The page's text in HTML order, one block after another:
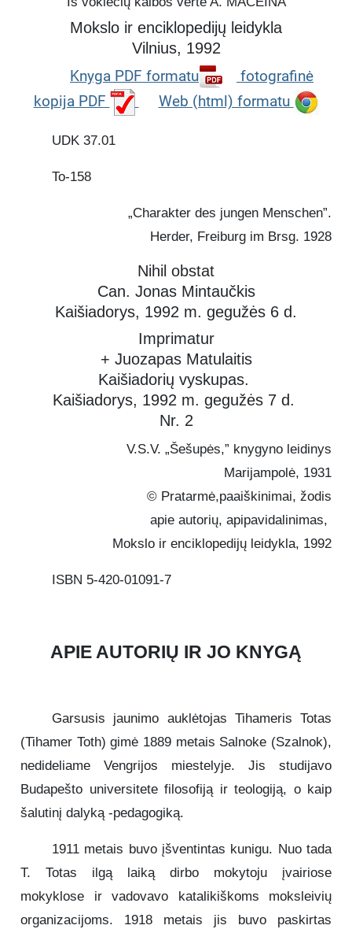
sūnau“, „mano drauge“), sukuriant
nuoširdaus ir asmeniško pokalbio
atmosferą. Tekstas gausiai
iliustruotas gyvenimiškais
pavyzdžiais, istorinėmis alegorijomis
(pvz., romėno Regulo istorija),
Kiekvienas skyrius skirtas konkrečiai
temai, pavyzdžiui:
Kova su tinginyste („Bitė ir vabalas“)
Tiesos sakymo būtinybė („Sakyk
tiktai tiesą!“)
Pinigų ir laiko vertė („Kiek kainuoja
laikas?“)
Gebėjimas pasakyti „ne“ („Ar gali
pasakyti: „Ne!““)
Tokia struktūra leidžia skaitytojui
nuosekliai gilintis į skirtingus
charakterio aspektus ir pritaikyti
Tihamerio Toto „Jaunuolio būdas“ –
tai ne tik religinio, bet ir
bendražmogiško auklėjimo
siekti daugiau nei vien materialinės
sąžiningai atlikti savo pareigas ir
dovana kiekvienam jaunuoliui,
stovinčiam gyvenimo kryžkelėje, ir
puikus priminimas suaugusiems
apie amžinąsias vertybes, kurios
visuomenę. Tai knyga, kurią verta ne
tik perskaityti, bet ir nuolat turėti
šalia kaip patikimą dvasios vadovą.
Mokslo ir enciklopedijų leidykla
Vilnius, 1992
Knyga PDF formatu
fotografinė
kopija PDF
Web (html) formatu
UDK 37.01
To-158
„Charakter des jungen Menschen”.
Herder, Freiburg im Brsg. 1928
Nihil obstat
Can. Jonas Mintaučkis
Kaišiadorys, 1992 m. gegužės 6 d.
Imprimatur
+ Juozapas Matulaitis
Kaišiadorių vyskupas.
Kaišiadorys, 1992 m. gegužės 7 d.
Nr. 2
V.S.V. „Šešupės,” knygyno leidinys
Marijampolė, 1931
© Pratarmė,paaiškinimai, žodis
apie autorių, apipavidalinimas,
Mokslo ir enciklopedijų leidykla, 1992
ISBN 5-420-01091-7
APIE AUTORIŲ IR JO KNYGĄ
Garsusis jaunimo auklėtojas Tihameris Totas
(Tihamer Toth) gimė 1889 metais Salnoke (Szalnok),
nedideliame Vengrijos miestelyje. Jis studijavo
Budapešto universitete filosofiją ir teologiją, o kaip
šalutinį dalyką -pedagogiką.
1911 metais buvo įšventintas kunigu. Nuo tada
T. Totas ilgą laiką dirbo mokytoju įvairiose
mokyklose ir vadovavo katalikiškoms moksleivių
organizacijoms. 1918 metais jis buvo paskirtas